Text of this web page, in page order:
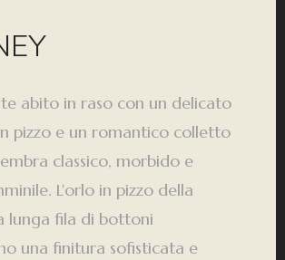
abito in raso con un delicato
pizzo e un romantico colletto
classico, morbido e
L'orlo in pizzo della
lunga fila di bottoni
una finitura sofisticata e